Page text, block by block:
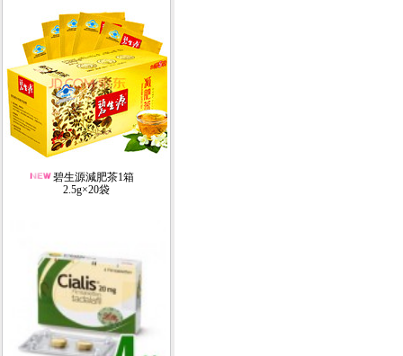
碧生源減肥茶1箱
2.5g×20袋